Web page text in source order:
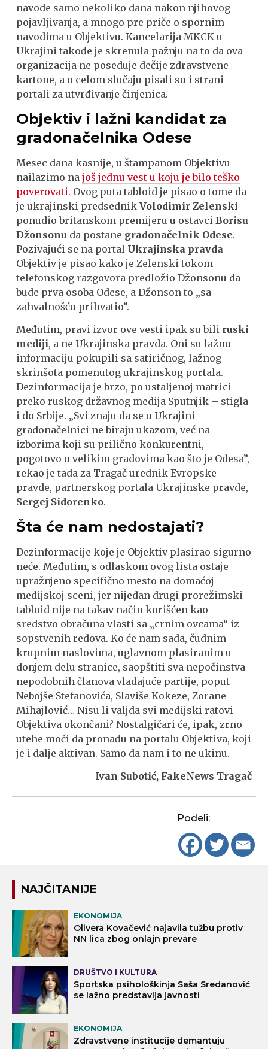
navode samo nekoliko dana nakon njihovog
pojavljivanja, a mnogo pre priče o spornim
navodima u Objektivu. Kancelarija MKCK u
Ukrajini takođe je skrenula pažnju na to da ova
organizacija ne poseduje dečije zdravstvene
kartone, a o celom slučaju pisali su i strani
portali za utvrđivanje činjenica.
Objektiv i lažni kandidat za
gradonačelnika Odese
Mesec dana kasnije, u štampanom Objektivu
nailazimo najoš jednu vest u koju je bilo teško
poverovati. Ovog puta tabloid je pisao o tome da
je ukrajinski predsednikVolodimir Zelenski
ponudio britanskom premijeru u ostavciBorisu
Džonsonu da postane gradonačelnik Odese.
Pozivajući se na portal Ukrajinska pravda
Objektiv je pisao kako je Zelenski tokom
telefonskog razgovora predložio Džonsonu da
bude prva osoba Odese, a Džonson to „sa
zahvalnošću prihvatio”.
Međutim, pravi izvor ove vesti ipak su bili ruski
mediji, a ne Ukrajinska pravda. Oni su lažnu
informaciju pokupili sa satiričnog, lažnog
skrinšota pomenutog ukrajinskog portala.
Dezinformacija je brzo, po ustaljenoj matrici –
preko ruskog državnog medija Sputnjik – stigla
i do Srbije. „Svi znaju da se u Ukrajini
gradonačelnici ne biraju ukazom, već na
izborima koji su prilično konkurentni,
pogotovo u velikim gradovima kao što je Odesa”,
rekao je tada za Tragač urednik Evropske
pravde, partnerskog portala Ukrajinske pravde,
Sergej Sidorenko.
Šta će nam nedostajati?
Dezinformacije koje je Objektiv plasirao sigurno
neće. Međutim, s odlaskom ovog lista ostaje
upražnjeno specifično mesto na domaćoj
medijskoj sceni, jer nijedan drugi prorežimski
tabloid nije na takav način korišćen kao
sredstvo obračuna vlasti sa „crnim ovcama“ iz
sopstvenih redova. Ko će nam sada, čudnim
krupnim naslovima, uglavnom plasiranim u
donjem delu stranice, saopštiti sva nepočinstva
nepodobnih članova vladajuće partije, poput
Nebojše Stefanovića, Slaviše Kokeze, Zorane
Mihajlović… Nisu li valjda svi medijski ratovi
Objektiva okončani? Nostalgičari će, ipak, zrno
utehe moći da pronađu na portalu Objektiva, koji
je i dalje aktivan. Samo da nam i to ne ukinu.
Ivan Subotić, FakeNews Tragač
Podeli:
NAJČITANIJE
EKONOMIJA
Olivera Kovačević najavila tužbu protiv
NN lica zbog onlajn prevare
DRUŠTVO I KULTURA
Sportska psihološkinja Saša Sredanović
se lažno predstavlja javnosti
EKONOMIJA
Zdravstvene institucije demantuju